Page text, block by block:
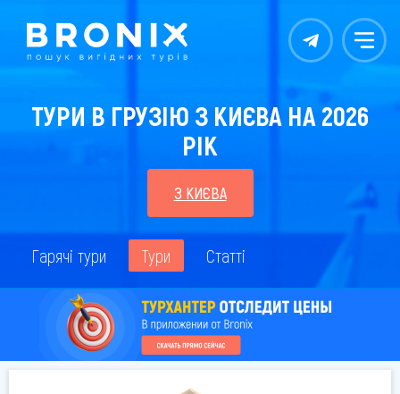
Контакты Меню
ТУРИ В ГРУЗІЮ З КИЄВА НА 2026
РІК
З КИЄВА
Гарячі тури Тури Статті